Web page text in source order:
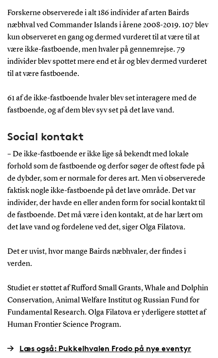
Forskerne observerede i alt 186 individer af arten Bairds
næbhval ved Commander Islands i årene 2008-2019. 107 blev
kun observeret en gang og dermed vurderet til at være til at
være ikke-fastboende, men hvaler på gennemrejse. 79
individer blev spottet mere end et år og blev dermed vurderet
til at være fastboende.
61 af de ikke-fastboende hvaler blev set interagere med de
fastboende, og af dem blev syv set på det lave vand.
Social kontakt
– De ikke-fastboende er ikke lige så bekendt med lokale
forhold som de fastboende og derfor søger de oftest føde på
de dybder, som er normale for deres art. Men vi observerede
faktisk nogle ikke-fastboende på det lave område. Det var
individer, der havde en eller anden form for social kontakt til
de fastboende. Det må være i den kontakt, at de har lært om
det lave vand og fordelene ved det, siger Olga Filatova.
Det er uvist, hvor mange Bairds næbhvaler, der findes i
verden.
Studiet er støttet af Rufford Small Grants, Whale and Dolphin
Conservation, Animal Welfare Institut og Russian Fund for
Fundamental Research. Olga Filatova er yderligere støttet af
Human Frontier Science Program.
Læs også: Pukkelhvalen Frodo på nye eventyr